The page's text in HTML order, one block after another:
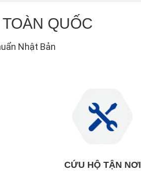
QUỐC
Nhật Bản
CỨU HỘ TẬN NƠI